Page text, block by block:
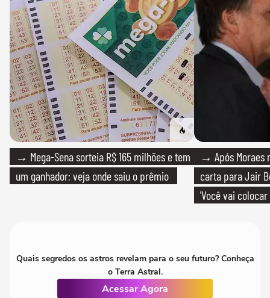
→ Mega-Sena sorteia R$ 165 milhões e tem
um ganhador; veja onde saiu o prêmio
→ Após Moraes
carta para Jair
'Você vai
Quais segredos os astros revelam para o seu futuro? Conheça
o Terra Astral.
Acessar Agora